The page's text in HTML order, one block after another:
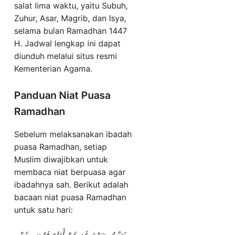
salat lima waktu, yaitu Subuh,
Zuhur, Asar, Magrib, dan Isya,
selama bulan Ramadhan 1447
H. Jadwal lengkap ini dapat
diunduh melalui situs resmi
Kementerian Agama.
Panduan Niat Puasa
Ramadhan
Sebelum melaksanakan ibadah
puasa Ramadhan, setiap
Muslim diwajibkan untuk
membaca niat berpuasa agar
ibadahnya sah. Berikut adalah
bacaan niat puasa Ramadhan
untuk satu hari: